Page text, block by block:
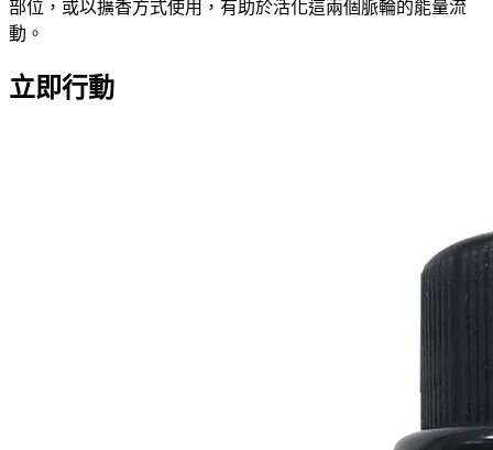
部位，或以擴香方式使用，有助於活化這兩個脈輪的能量流
動。
立即行動